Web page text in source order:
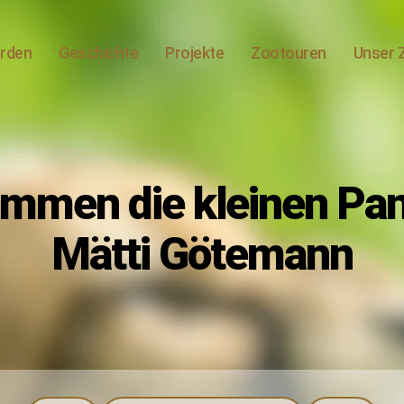
Geschichte Projekte Zootouren Unser
Kategorien
die kleinen
Mätti Götemann